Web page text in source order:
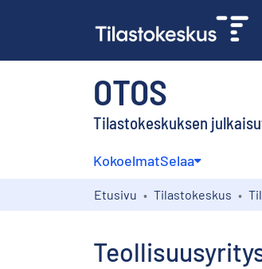
OTOS
Tilastokeskuksen
KokoelmatSelaa
Etusivu Tilastokeskus